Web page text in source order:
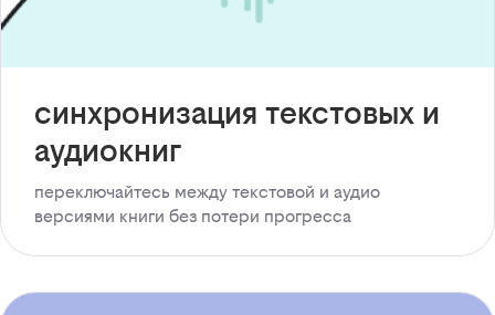
синхронизация текстовых и
аудиокниг
переключайтесь между текстовой и аудио
версиями книги без потери прогресса